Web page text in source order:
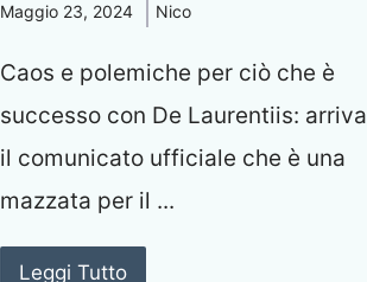
Maggio 23, 2024 Nico
Caos e polemiche per ciò che è
successo con De Laurentiis: arriva
il comunicato ufficiale che è una
mazzata per il ...
Leggi Tutto